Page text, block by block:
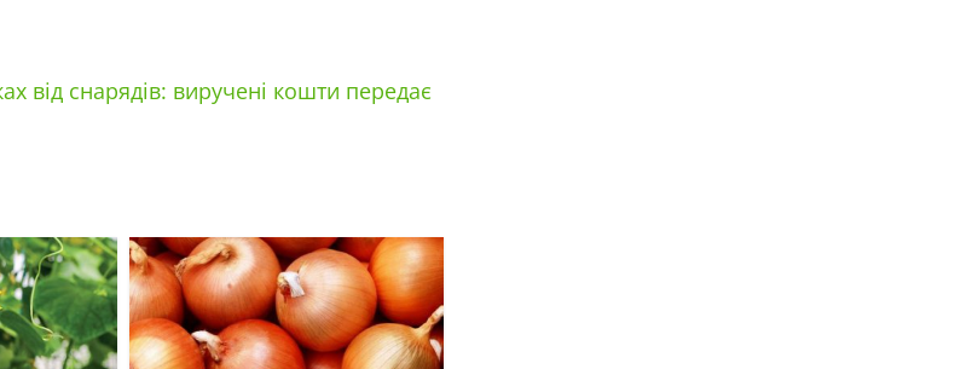
снарядів: виручені кошти передає